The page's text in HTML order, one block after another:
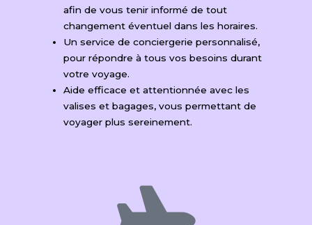
afin de vous tenir informé de tout
changement éventuel dans les horaires.
Un service de conciergerie personnalisé,
pour répondre à tous vos besoins durant
votre voyage.
Aide efficace et attentionnée avec les
valises et bagages, vous permettant de
voyager plus sereinement.